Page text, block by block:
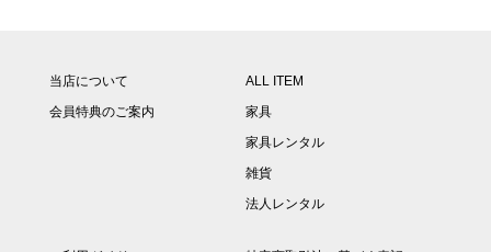
当店について
会員特典のご案内
ALL ITEM
家具
家具レンタル
雑貨
法人レンタル